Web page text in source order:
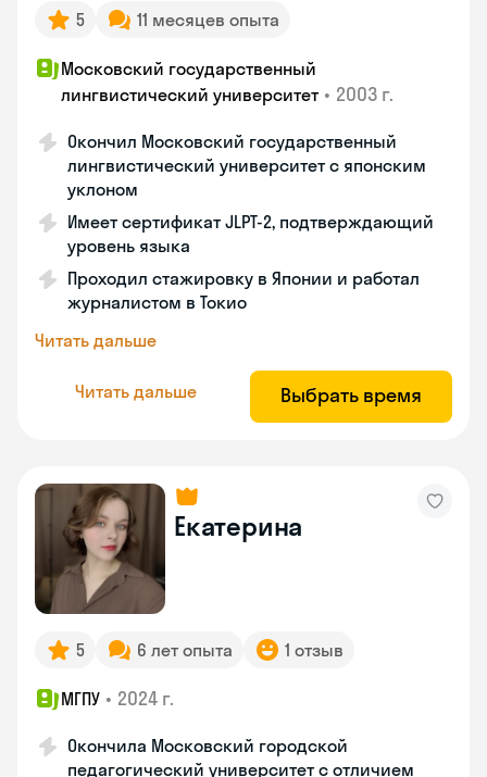
5 11 месяцев опыта
Московский государственный
лингвистический университет • 2003 г.
Окончил Московский государственный
лингвистический университет с японским
уклоном
Имеет сертификат JLPT-2, подтверждающий
уровень языка
Проходил стажировку в Японии и работал
журналистом в Токио
Читать дальше
Читать дальше Выбрать время
Екатерина
5 6 лет опыта 1 отзыв
МГПУ • 2024 г.
Окончила Московский городской
педагогический университет с отличием